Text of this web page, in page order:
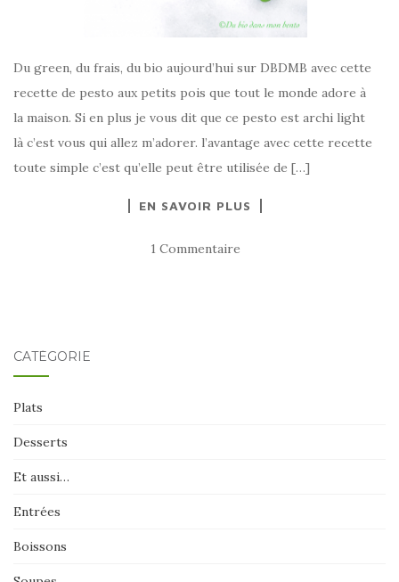
Du green, du frais, du bio aujourd’hui sur DBDMB avec cette
recette de pesto aux petits pois que tout le monde adore à
la maison. Si en plus je vous dit que ce pesto est archi light
là c’est vous qui allez m’adorer. l’avantage avec cette recette
toute simple c’est qu’elle peut être utilisée de […]
EN SAVOIR PLUS
1 Commentaire
CATÉGORIE
Plats
Desserts
Et aussi…
Entrées
Boissons